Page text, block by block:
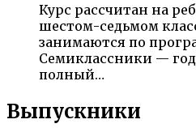
Курс рассчитан на
шестом-седьмом
занимаются по
Семиклассники —
полный…
Выпускники